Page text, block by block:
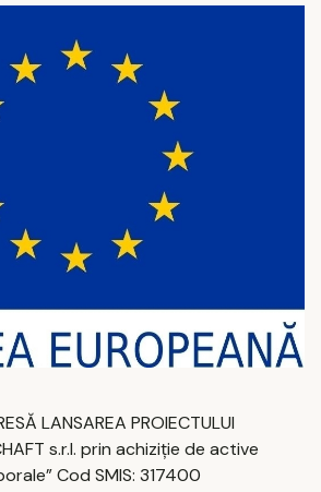
LANSAREA PROIECTULUI
s.r.l. prin achiziție de active
Cod SMIS: 317400